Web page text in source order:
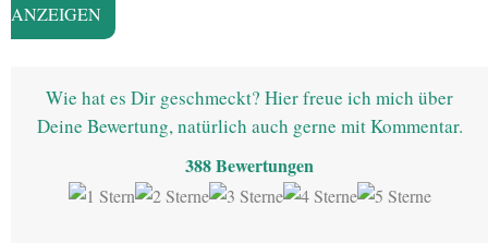
ANZEIGEN
Wie hat es Dir geschmeckt? Hier freue ich mich über
Deine Bewertung, natürlich auch gerne mit Kommentar.
388Bewertungen